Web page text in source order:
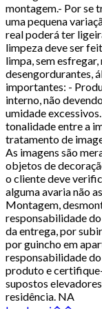
montagem.- Por se
uma pequena
real poderá ter
limpeza deve ser
limpa, sem
desengordurantes,
importantes: -
interno, não
umidade
tonalidade entre a
tratamento de
As imagens são
objetos de
o cliente deve
alguma avaria não
Montagem,
responsabilidade
da entrega, por
por guincho em
responsabilidade
produto e
supostos
residência. NA